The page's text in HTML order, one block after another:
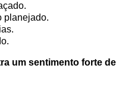
planejado.
um sentimento forte de